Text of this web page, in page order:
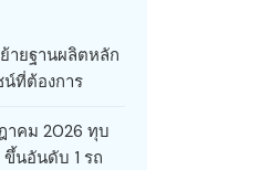
ายฐานผลิตหลัก
ที่ต้องการ
าคม 2026 ทุบ
ขึ้นอันดับ 1 รถ